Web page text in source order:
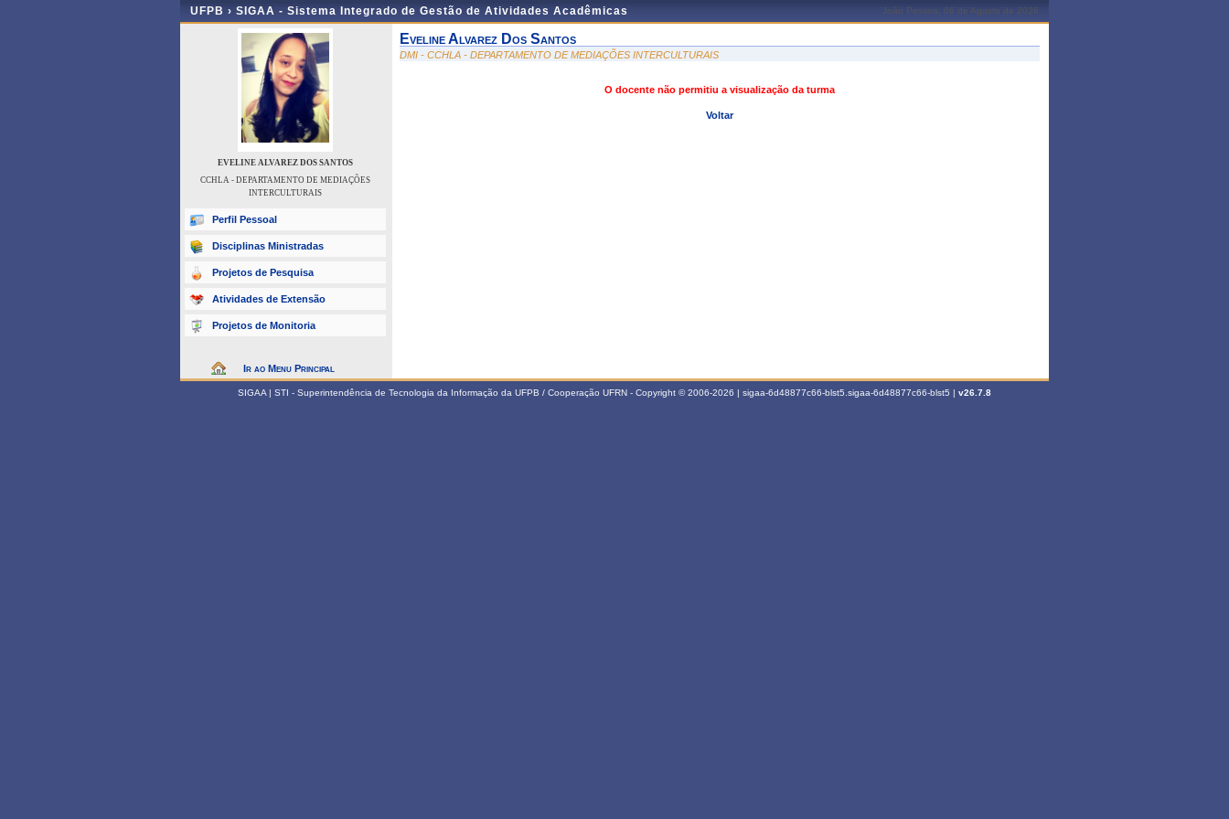
UFPB › SIGAA - Sistema Integrado de Gestão de Atividades Acadêmicas João Pessoa, 06 de Agosto de 2026
EVELINE ALVAREZ DOS SANTOS
CCHLA - DEPARTAMENTO DE MEDIAÇÕES
INTERCULTURAIS
Perfil Pessoal
Disciplinas Ministradas
Projetos de Pesquisa
Atividades de Extensão
Projetos de Monitoria
Ir ao Menu Principal
Eveline Alvarez Dos Santos
DMI - CCHLA - DEPARTAMENTO DE MEDIAÇÕES INTERCULTURAIS
O docente não permitiu a visualização da turma
Voltar
SIGAA | STI - Superintendência de Tecnologia da Informação da UFPB / Cooperação UFRN - Copyright © 2006-2026 | sigaa-6d48877c66-blst5.sigaa-6d48877c66-blst5 | v26.7.8